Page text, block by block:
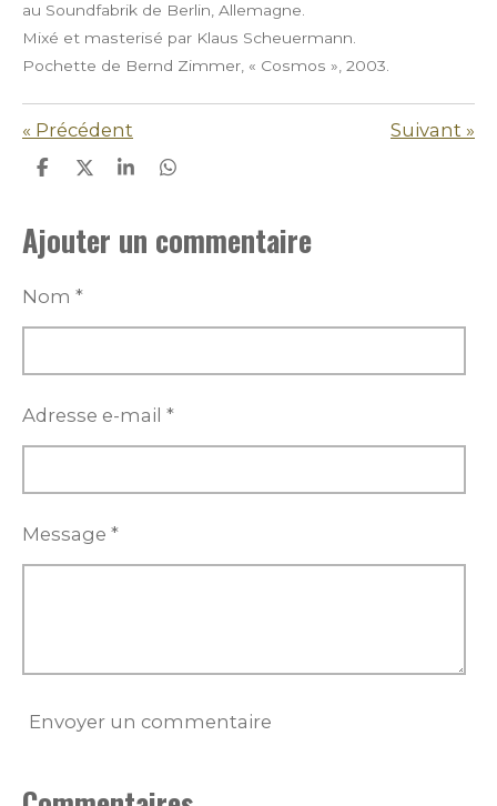
au Soundfabrik de Berlin, Allemagne.
Mixé et masterisé par Klaus Scheuermann.
Pochette de Bernd Zimmer, « Cosmos », 2003.
« Précédent Suivant »
P
t
a
r
P
t
a
e
P
t
a
P
t
a
Ajouter un commentaire
Nom *
Adresse e-mail *
Message *
Envoyer un commentaire